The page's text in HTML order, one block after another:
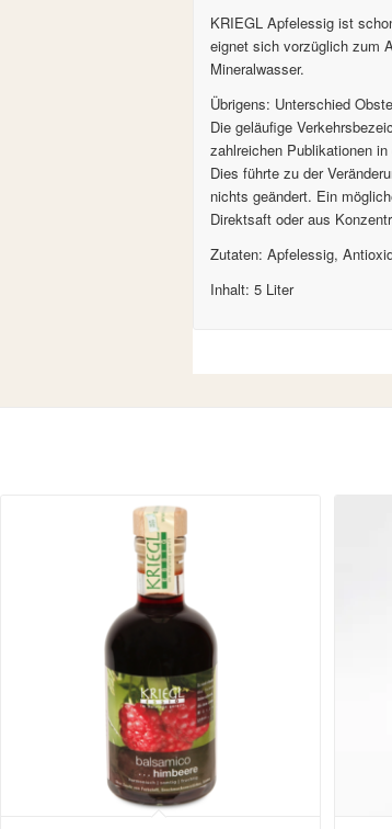
KRIEGL Apfelessig ist
eignet sich vorzüglich zum
Mineralwasser.
Übrigens: Unterschied
Die geläufige
zahlreichen Publikationen
Dies führte zu der
nichts geändert. Ein
Direktsaft oder aus
Zutaten: Apfelessig,
Inhalt: 5 Liter